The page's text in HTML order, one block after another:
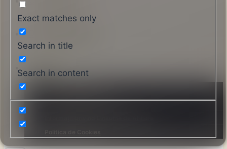
Legal
Exact matches only
Search in title
Search in content